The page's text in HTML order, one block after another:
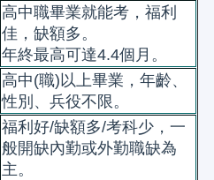
高中職畢業就能考，福利
佳，缺額多。
年終最高可達4.4個月。
高中(職)以上畢業，年齡、
性別、兵役不限。
福利好/缺額多/考科少，一
般開缺內勤或外勤職缺為
主。